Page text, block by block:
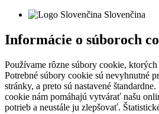
Slovenčina
Informácie o súboroch
Používame rôzne súbory cookie,
Potrebné súbory cookie sú nevyhnutné
stránky, a preto sú nastavené
cookie nám pomáhajú vytvárať našu
potrieb a neustále ju zlepšovať.